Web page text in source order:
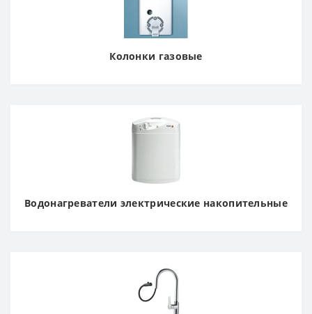
Колонки газовые
Водонагреватели электрические накопительные